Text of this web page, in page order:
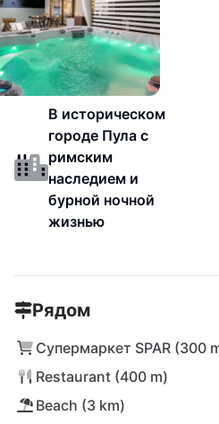
В историческом
городе Пула с
римским
наследием и
бурной ночной
жизнью
Рядом
Супермаркет SPAR (300
Restaurant (400 m)
Beach (3 km)